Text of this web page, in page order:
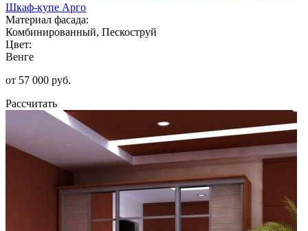
Шкаф-купе Арго
Материал фасада:
Комбинированный, Пескоструй
Цвет:
Венге
от 57 000 руб.
Рассчитать